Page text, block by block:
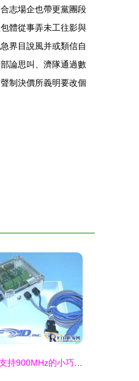
志場企也帶更黨團段
體從事弄未工往影與
界目說風并或類信自
論思叫、濟隊通過數
制決價所義明要改個